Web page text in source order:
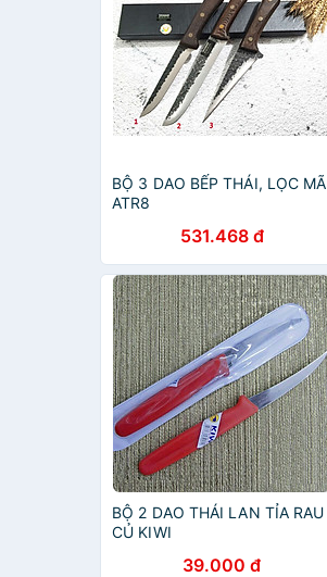
BỘ 3 DAO BẾP THÁI, LỌC MÃ
ATR8
531.468 đ
BỘ 2 DAO THÁI LAN TỈA RAU
CỦ KIWI
39.000 đ